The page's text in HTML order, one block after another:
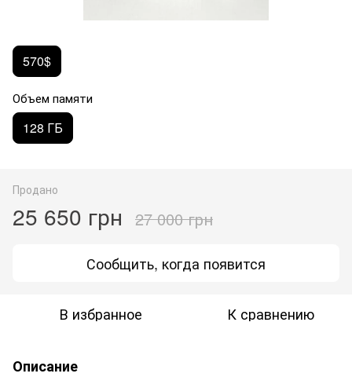
570$
Объем памяти
128 ГБ
Продано
25 650 грн 27 000 грн
Сообщить, когда появится
В избранное К сравнению
Описание